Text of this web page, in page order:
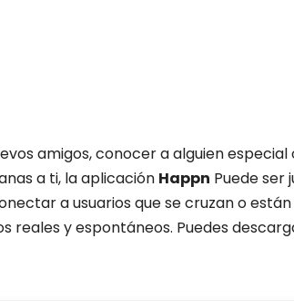
amigos, conocer a alguien
a ti, la aplicación Happn Puede ser
a usuarios que se cruzan o
reales y espontáneos. Puedes